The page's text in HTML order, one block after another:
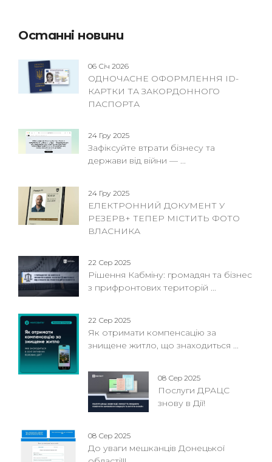
Останні новини
06 Січ 2026
ОДНОЧАСНЕ ОФОРМЛЕННЯ ID-
КАРТКИ ТА ЗАКОРДОННОГО
ПАСПОРТА
24 Гру 2025
Зафіксуйте втрати бізнесу та
держави від війни — ...
24 Гру 2025
ЕЛЕКТРОННИЙ ДОКУМЕНТ У
РЕЗЕРВ+ ТЕПЕР МІСТИТЬ ФОТО
ВЛАСНИКА
22 Сер 2025
Рішення Кабміну: громадян та бізнес
з прифронтових територій ...
22 Сер 2025
Як отримати компенсацію за
знищене житло, що знаходиться ...
08 Сер 2025
Послуги ДРАЦС
знову в Дії!
08 Сер 2025
До уваги мешканців Донецької